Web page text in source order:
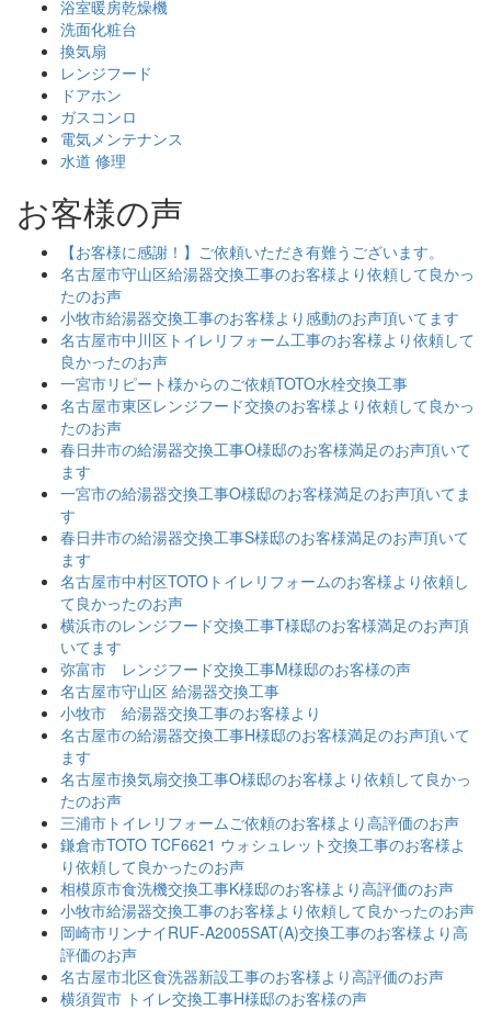
浴室暖房乾燥機
洗面化粧台
換気扇
レンジフード
ドアホン
ガスコンロ
電気メンテナンス
水道 修理
お客様の声
【お客様に感謝！】ご依頼いただき有難うございます。
名古屋市守山区給湯器交換工事のお客様より依頼して良かっ
たのお声
小牧市給湯器交換工事のお客様より感動のお声頂いてます
名古屋市中川区トイレリフォーム工事のお客様より依頼して
良かったのお声
一宮市リピート様からのご依頼TOTO水栓交換工事
名古屋市東区レンジフード交換のお客様より依頼して良かっ
たのお声
春日井市の給湯器交換工事O様邸のお客様満足のお声頂いて
ます
一宮市の給湯器交換工事O様邸のお客様満足のお声頂いてま
す
春日井市の給湯器交換工事S様邸のお客様満足のお声頂いて
ます
名古屋市中村区TOTOトイレリフォームのお客様より依頼し
て良かったのお声
横浜市のレンジフード交換工事T様邸のお客様満足のお声頂
いてます
弥富市 レンジフード交換工事M様邸のお客様の声
名古屋市守山区 給湯器交換工事
小牧市 給湯器交換工事のお客様より
名古屋市の給湯器交換工事H様邸のお客様満足のお声頂いて
ます
名古屋市換気扇交換工事O様邸のお客様より依頼して良かっ
たのお声
三浦市トイレリフォームご依頼のお客様より高評価のお声
鎌倉市TOTO TCF6621 ウォシュレット交換工事のお客様よ
り依頼して良かったのお声
相模原市食洗機交換工事K様邸のお客様より高評価のお声
小牧市給湯器交換工事のお客様より依頼して良かったのお声
岡崎市リンナイRUF-A2005SAT(A)交換工事のお客様より高
評価のお声
名古屋市北区食洗器新設工事のお客様より高評価のお声
横須賀市 トイレ交換工事H様邸のお客様の声